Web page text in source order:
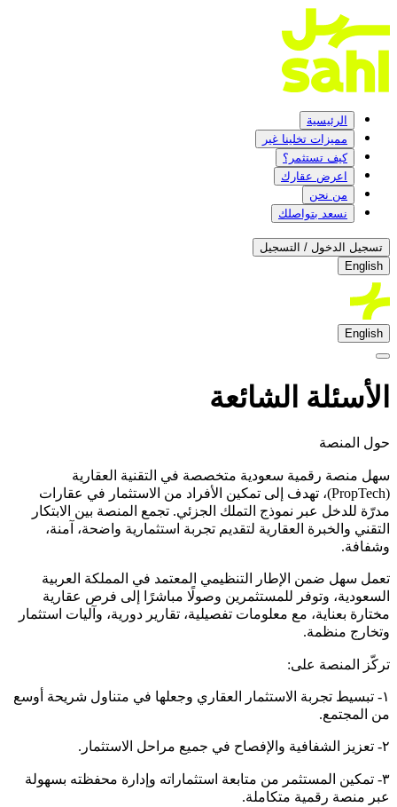
الرئيسية
مميزات تخلينا غير
كيف تستثمر؟
اعرض عقارك
من نحن
نسعد بتواصلك
تسجيل الدخول / التسجيل
English
English
الأسئلة الشائعة
حول المنصة
سهل منصة رقمية سعودية متخصصة في التقنية العقارية
(PropTech)، تهدف إلى تمكين الأفراد من الاستثمار في عقارات
مدرّة للدخل عبر نموذج التملك الجزئي. تجمع المنصة بين الابتكار
التقني والخبرة العقارية لتقديم تجربة استثمارية واضحة، آمنة،
وشفافة.
تعمل سهل ضمن الإطار التنظيمي المعتمد في المملكة العربية
السعودية، وتوفر للمستثمرين وصولًا مباشرًا إلى فرص عقارية
مختارة بعناية، مع معلومات تفصيلية، تقارير دورية، وآليات استثمار
وتخارج منظمة.
تركّز المنصة على:
١- تبسيط تجربة الاستثمار العقاري وجعلها في متناول شريحة أوسع
من المجتمع.
٢- تعزيز الشفافية والإفصاح في جميع مراحل الاستثمار.
٣- تمكين المستثمر من متابعة استثماراته وإدارة محفظته بسهولة
عبر منصة رقمية متكاملة.